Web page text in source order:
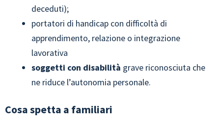
deceduti);
portatori di handicap con difficoltà di
apprendimento, relazione o integrazione
lavorativa
soggetti con disabilità grave riconosciuta che
ne riduce l’autonomia personale.
Cosa spetta a familiari